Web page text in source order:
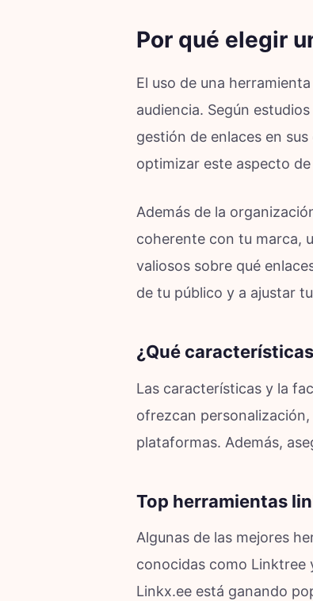
Por qué elegir
El uso de una
audiencia. Según
gestión de enlaces en
optimizar este aspecto
Además de la
coherente con tu marca,
valiosos sobre qué
de tu público y a ajustar
¿Qué
Las características y la
ofrezcan
plataformas. Además,
Top herramientas
Algunas de las mejores
conocidas como Linktree
Linkx.ee está ganando